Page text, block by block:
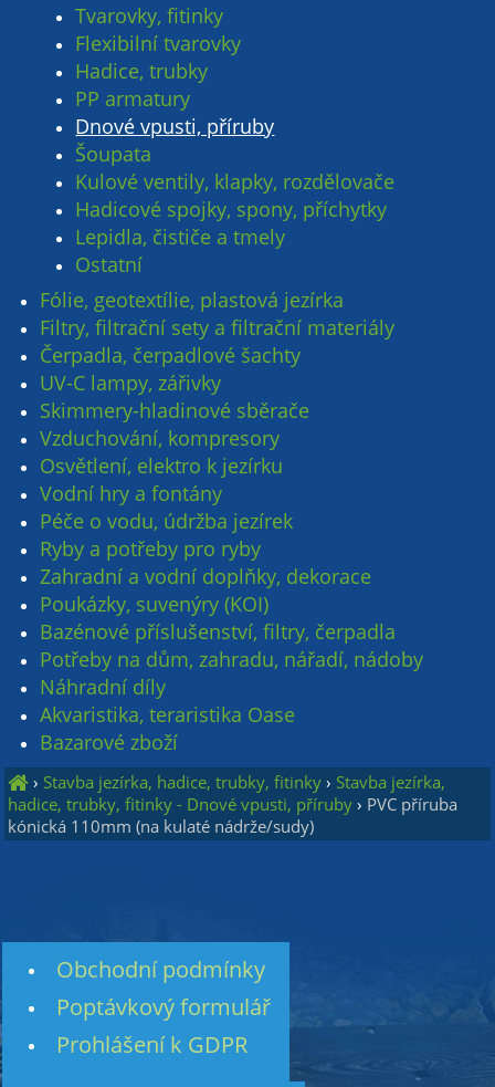
Tvarovky, fitinky
Flexibilní tvarovky
Hadice, trubky
PP armatury
Dnové vpusti, příruby
Šoupata
Kulové ventily, klapky, rozdělovače
Hadicové spojky, spony, příchytky
Lepidla, čističe a tmely
Ostatní
Fólie, geotextílie, plastová jezírka
Filtry, filtrační sety a filtrační materiály
Čerpadla, čerpadlové šachty
UV-C lampy, zářivky
Skimmery-hladinové sběrače
Vzduchování, kompresory
Osvětlení, elektro k jezírku
Vodní hry a fontány
Péče o vodu, údržba jezírek
Ryby a potřeby pro ryby
Zahradní a vodní doplňky, dekorace
Poukázky, suvenýry (KOI)
Bazénové příslušenství, filtry, čerpadla
Potřeby na dům, zahradu, nářadí, nádoby
Náhradní díly
Akvaristika, teraristika Oase
Bazarové zboží
› Stavba jezírka, hadice, trubky, fitinky › Stavba jezírka,
hadice, trubky, fitinky - Dnové vpusti, příruby › PVC příruba
kónická 110mm (na kulaté nádrže/sudy)
Obchodní podmínky
Poptávkový formulář
Prohlášení k GDPR